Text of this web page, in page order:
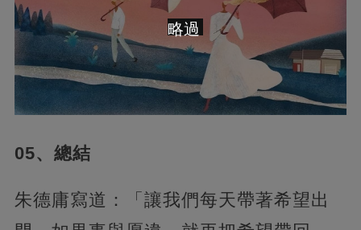
05、總結
朱德庸寫道：「讓我們每天帶著希望出
略過